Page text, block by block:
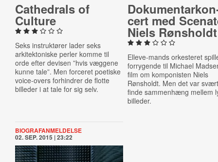
Cathed­rals of
Culture
Seks instruktører lader seks
arkitektoniske perler komme til
orde efter devisen ”hvis væggene
kunne tale”. Men forceret poetiske
voice-overs forhindrer de flotte
billeder i at tale for sig selv.
cert med
Niels Rønsholdt
Elleve-mands orkesteret
forrygende til Michael
film om komponisten Niels
Rønsholdt. Men det var
finde sammenhæng mellem
billeder.
BIOGRAFANMELDELSE
02. SEP. 2015 | 23:22